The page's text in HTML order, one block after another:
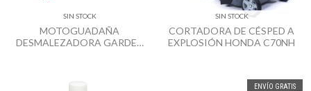
SIN STOCK
MOTOGUADAÑA
DESMALEZADORA GARDEN
SIN STOCK
CORTADORA DE CÉSPED A
EXPLOSIÓN HONDA C70NH
ENVÍO GRATIS